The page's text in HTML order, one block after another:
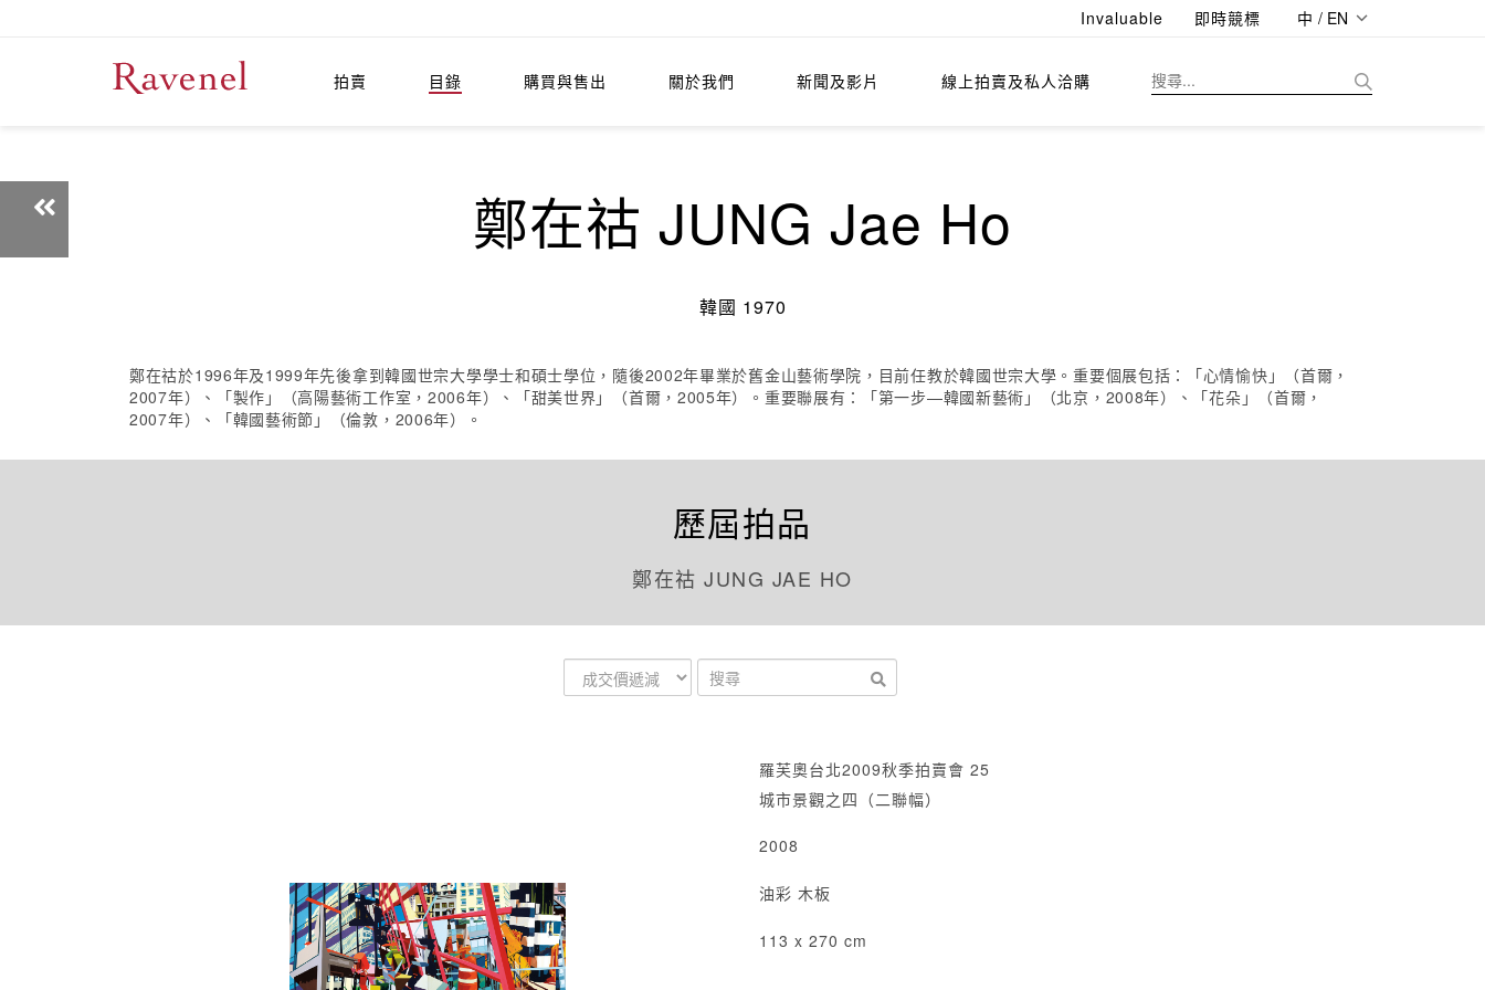
Invaluable 即時競標 中 / EN
拍賣 目錄 購買與售出 關於我們 新聞及影片 線上拍賣及私人洽購
鄭在祜 JUNG Jae Ho
韓國 1970
鄭在祜於1996年及1999年先後拿到韓國世宗大學學士和碩士學位，隨後2002年畢業於舊金山藝術學院，目前任教於韓國世宗大學。重要個展包括：「心情愉快」（首爾，
2007年）、「製作」（高陽藝術工作室，2006年）、「甜美世界」（首爾，2005年）。重要聯展有：「第一步—韓國新藝術」（北京，2008年）、「花朵」（首爾，
2007年）、「韓國藝術節」（倫敦，2006年）。
歷屆拍品
鄭在祜 JUNG JAE HO
羅芙奧台北2009秋季拍賣會 25
城市景觀之四（二聯幅）
2008
油彩 木板
113 x 270 cm